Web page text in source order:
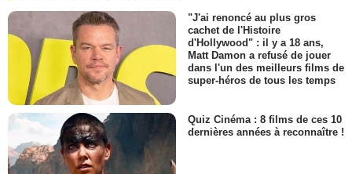
"J'ai renoncé au plus gros
cachet de l'Histoire
d'Hollywood" : il y a 18 ans,
Matt Damon a refusé de jouer
dans l'un des meilleurs films de
super-héros de tous les temps
Quiz Cinéma : 8 films de ces 10
dernières années à reconnaître !